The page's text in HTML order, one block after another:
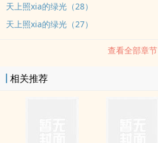
天上照xia的绿光（28）
天上照xia的绿光（27）
查看全部章节
相关推荐